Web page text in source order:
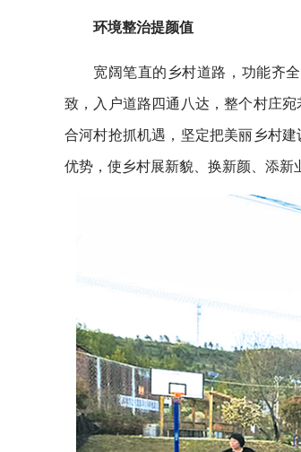
环境整治提颜值
宽阔笔直的乡村道路，功能齐
致，入户道路四通八达，整个村庄
合河村抢抓机遇，坚定把美丽乡村
优势，使乡村展新貌、换新颜、添新